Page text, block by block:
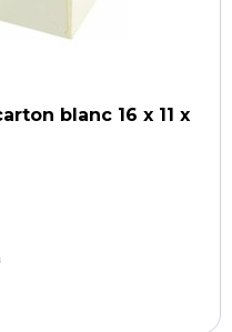
blanc 16 x 11 x